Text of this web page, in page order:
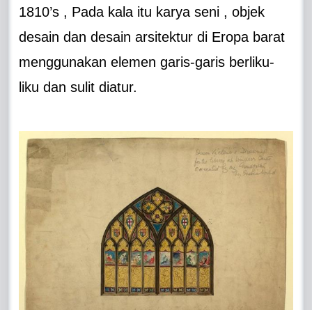
1810’s , Pada kala itu karya seni , objek
desain dan desain arsitektur di Eropa barat
menggunakan elemen garis-garis berliku-
liku dan sulit diatur.